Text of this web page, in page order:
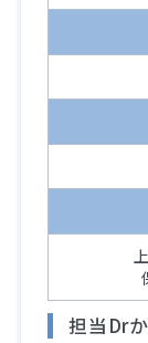
担当Dr